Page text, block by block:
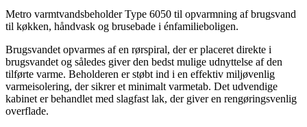
Metro varmtvandsbeholder Type 6050 til opvarmning af brugsvand
til køkken, håndvask og brusebade i énfamilieboligen.
Brugsvandet opvarmes af en rørspiral, der er placeret direkte i
brugsvandet og således giver den bedst mulige udnyttelse af den
tilførte varme. Beholderen er støbt ind i en effektiv miljøvenlig
varmeisolering, der sikrer et minimalt varmetab. Det udvendige
kabinet er behandlet med slagfast lak, der giver en rengøringsvenlig
overflade.